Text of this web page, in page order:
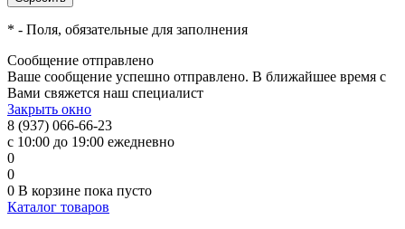
* - Поля, обязательные для заполнения
Сообщение отправлено
Ваше сообщение успешно отправлено. В ближайшее время с
Вами свяжется наш специалист
Закрыть окно
8 (937) 066-66-23
с 10:00 до 19:00 ежедневно
0
0
0 В корзине пока пусто
Каталог товаров